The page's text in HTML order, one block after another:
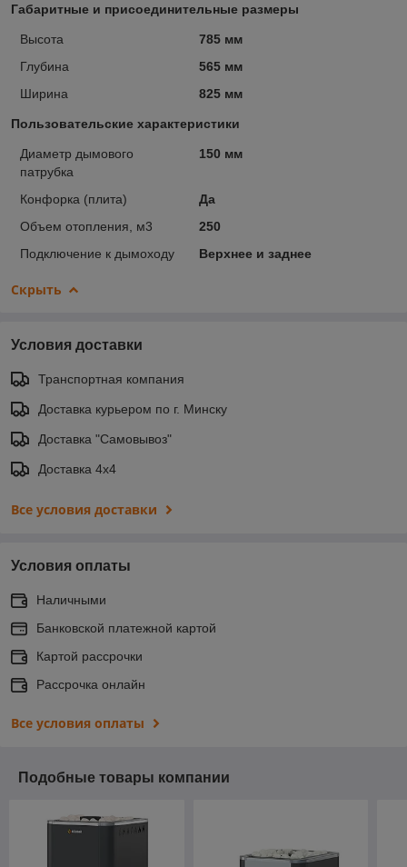
Габаритные и присоединительные размеры
Высота
785 мм
Глубина
565 мм
Ширина
825 мм
Пользовательские характеристики
Диаметр дымового
патрубка
150 мм
Конфорка (плита)
Да
Объем отопления, м3
250
Подключение к дымоходу
Верхнее и заднее
Скрыть
Условия доставки
Транспортная компания
Доставка курьером по г. Минску
Доставка "Самовывоз"
Доставка 4х4
Все условия доставки
Условия оплаты
Наличными
Банковской платежной картой
Картой рассрочки
Рассрочка онлайн
Все условия оплаты
Подобные товары компании